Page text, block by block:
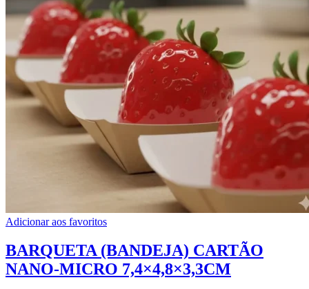
Adicionar aos favoritos
BARQUETA (BANDEJA) CARTÃO
NANO-MICRO 7,4×4,8×3,3CM